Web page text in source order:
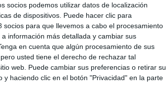
socios podemos utilizar datos de localización
de dispositivos. Puede hacer clic para
para que llevemos a cabo el procesamiento
información más detallada y cambiar sus
en cuenta que algún procesamiento de sus
usted tiene el derecho de rechazar tal
web. Puede cambiar sus preferencias o retirar su
haciendo clic en el botón "Privacidad" en la parte
TOTAL
14
RIVALES
MÁXIMO
23
Chorrera